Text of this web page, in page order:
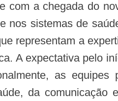
nos sistemas de
representam a
A expectativa pelo
as
da comunicação